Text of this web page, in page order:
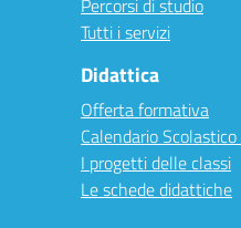
Percorsi di studio
Tutti i servizi
Didattica
Offerta formativa
Calendario
I progetti delle classi
Le schede didattiche